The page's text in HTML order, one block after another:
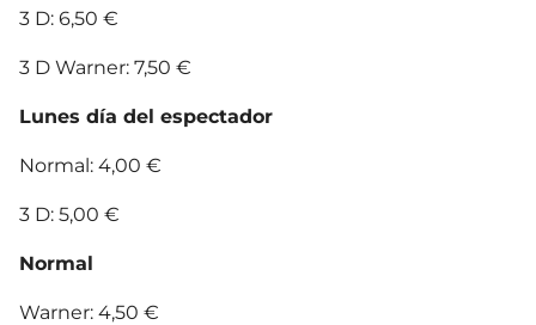
3 D: 6,50 €
3 D Warner: 7,50 €
Lunes día del espectador
Normal: 4,00 €
3 D: 5,00 €
Normal
Warner: 4,50 €